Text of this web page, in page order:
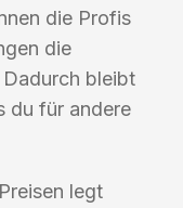
die Profis
die
bleibt
du für andere
legt